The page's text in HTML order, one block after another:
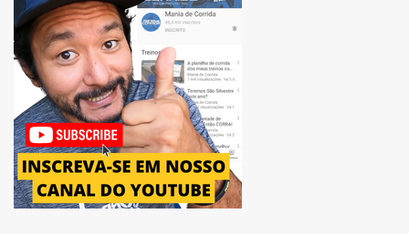
mudança substitui o trecho do Elevado Presidente João Goulart por
um novo trajeto na região do Pacaembu e Barra Funda. Após a
Avenida Pacaembu, os corredores seguirão pela Avenida Doutor
Abraão Ribeiro, passando ao lado do Memorial da América Latina,
acessando a Avenida Norma Pieruccini Giannotti, a Avenida Rudge e
...